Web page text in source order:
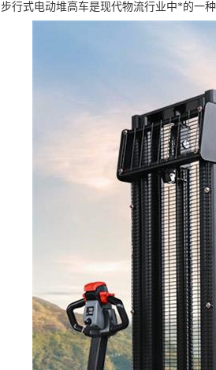
步行式电动堆高车是现代物流行业中*的一